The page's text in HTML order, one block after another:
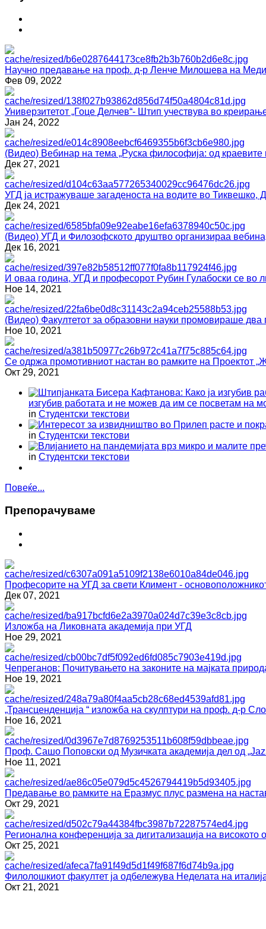
Научно предавање на проф. д-р Ленче Милошева на
Фев 09, 2022
Универзитетот „Гоце Делчев“- Штип учествува во
Јан 24, 2022
(Видео) Вебинар на тема „Руска философија: од краевите
Дек 27, 2021
УГД ја истражуваше загаденоста на водите во Тиквешко,
Дек 24, 2021
(Видео) УГД и Филозофското друштво организираа
Дек 16, 2021
И оваа година, УГД и професорот Рубин Гулабоски
Ное 14, 2021
(Видео) Факултетот за образовни науки промовираше два
Ное 10, 2021
Се одржа промотивниот настан во рамките на Проектот
Окт 29, 2021
изгубив работата и не можев да им се посветам на
in Студентски текстови
in Студентски текстови
in Студентски текстови
Повеќе...
Препoрaчувaме
Професорите на УГД за свети Климент -
Дек 07, 2021
Изложба на Ликовната академија при УГД
Ное 29, 2021
Чепреганов: Почитувањето на законите на мајката
Ное 19, 2021
„Трансценденција “ изложба на скулптури на проф. д-р
Ное 16, 2021
Проф. Сашо Поповски од Музичката академија дел од
Ное 11, 2021
Предавање во рамките на Еразмус плус размена на
Окт 29, 2021
Регионална конференција за дигитализација на високото
Окт 25, 2021
Филолошкиот факултет ја одбележува Неделата на
Окт 21, 2021